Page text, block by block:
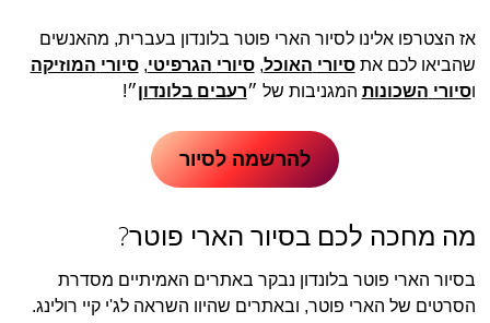
אז הצטרפו אלינו לסיור הארי פוטר בלונדון בעברית, מהאנשים
שהביאו לכם אתסיורי האוכל,סיורי הגרפיטי,סיורי המוזיקה
וסיורי השכונות המגניבות של ״רעבים בלונדון״!
להרשמה לסיור
מה מחכה לכם בסיור הארי פוטר?
בסיור הארי פוטר בלונדון נבקר באתרים האמיתיים מסדרת
הסרטים של הארי פוטר, ובאתרים שהיוו השראה לג'י קיי רולינג.